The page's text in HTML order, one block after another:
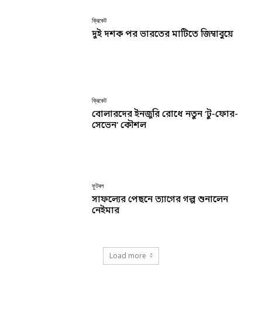
ক্রিকেট
দুই দশক পর ভারতের মাটিতে জিম্বাবুয়ে
ক্রিকেট
বোলারদের ইনজুরি রোধে নতুন ‘টু-ফোর-
সেভেন’ কৌশল
ফুটবল
সাফল্যের পেছনে ত্যাগের গল্প শুনালেন
নেইমার
Load more